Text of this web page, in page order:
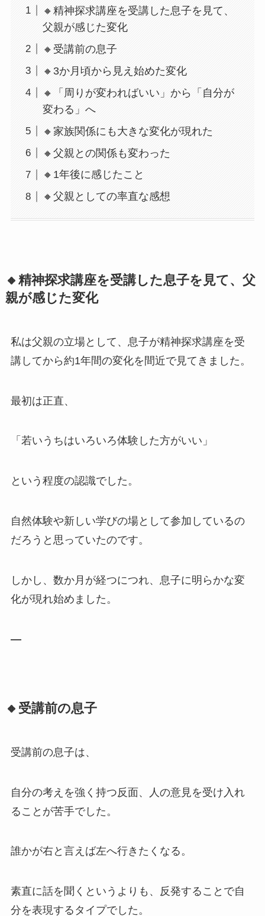
🔸精神探求講座を受講した息子を見て、
父親が感じた変化
🔸受講前の息子
🔸3か月頃から見え始めた変化
🔸「周りが変わればいい」から「自分が
変わる」へ
🔸家族関係にも大きな変化が現れた
🔸父親との関係も変わった
🔸1年後に感じたこと
🔸父親としての率直な感想
🔸精神探求講座を受講した息子を見て、父
親が感じた変化
私は父親の立場として、息子が精神探求講座を受
講してから約1年間の変化を間近で見てきました。
最初は正直、
「若いうちはいろいろ体験した方がいい」
という程度の認識でした。
自然体験や新しい学びの場として参加しているの
だろうと思っていたのです。
しかし、数か月が経つにつれ、息子に明らかな変
化が現れ始めました。
—
🔸受講前の息子
受講前の息子は、
自分の考えを強く持つ反面、人の意見を受け入れ
ることが苦手でした。
誰かが右と言えば左へ行きたくなる。
素直に話を聞くというよりも、反発することで自
分を表現するタイプでした。